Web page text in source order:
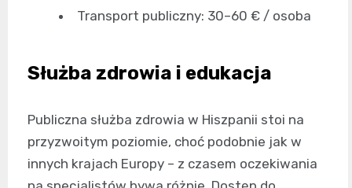
Transport publiczny: 30–60 € / osoba
Służba zdrowia i edukacja
Publiczna służba zdrowia w Hiszpanii stoi na
przyzwoitym poziomie, choć podobnie jak w
innych krajach Europy – z czasem oczekiwania